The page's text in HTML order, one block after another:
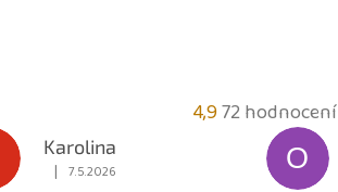
4,9Průměrné
hodnocení
obchodu
72 hodnocení
Karolina
Hodnocení obchodu je 5 z 5 hvězdiček.
| 7.5.2026 O